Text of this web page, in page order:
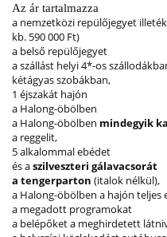
Az ár tartalmazza
a nemzetközi repülőjegyet
kb. 590 000 Ft)
a belső repülőjegyet
a szállást helyi 4*-os
kétágyas szobákban,
1 éjszakát hajón
a Halong-öbölben
a Halong-öbölben mindegyik
a reggelit,
5 alkalommal ebédet
és aszilveszteri gálavacsorát
a tengerparton (italok nélkül),
a Halong-öbölben a hajón teljes
a megadott programokat
a belépőket a meghirdetett